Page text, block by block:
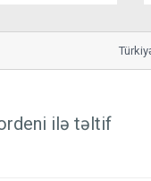
ilə təltif